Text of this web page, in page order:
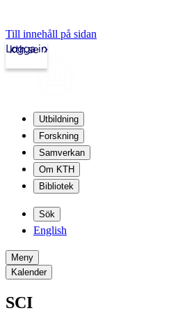
Till innehåll på sidan
kth.se
Logga in
Utbildning
Forskning
Samverkan
Om KTH
Bibliotek
Sök
English
Meny
Kalender
SCI